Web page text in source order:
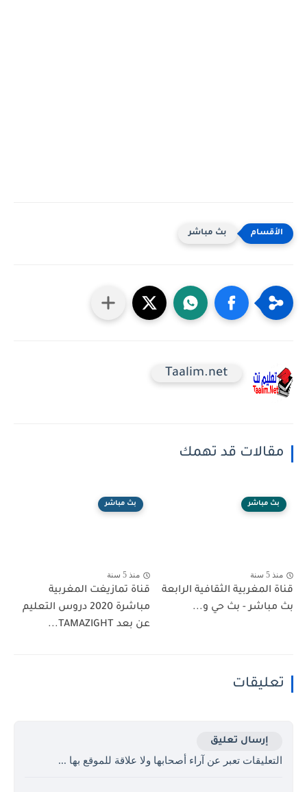
بث مباشر
Taalim.net
مقالات قد تهمك
بث مباشر
منذ 5 سنة
قناة المغربية الثقافية الرابعة
بث مباشر - بث حي و...
بث مباشر
منذ 5 سنة
قناة تمازيغت المغربية
مباشرة 2020 دروس التعليم
عن بعد TAMAZIGHT...
تعليقات
إرسال تعليق
التعليقات تعبر عن آراء أصحابها ولا علاقة للموقع بها ...